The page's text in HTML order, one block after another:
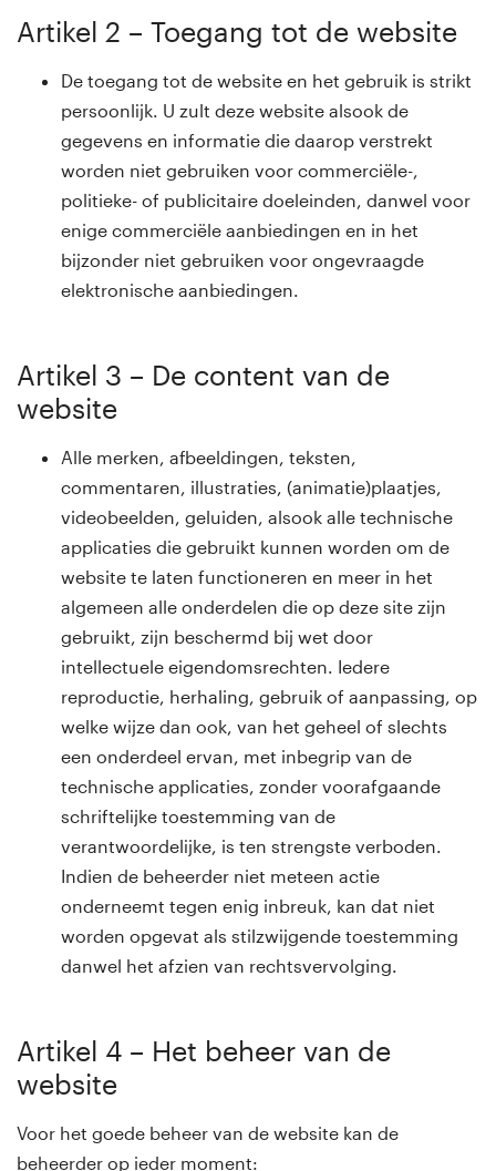
Artikel 2 – Toegang tot de website
De toegang tot de website en het gebruik is strikt
persoonlijk. U zult deze website alsook de
gegevens en informatie die daarop verstrekt
worden niet gebruiken voor commerciële-,
politieke- of publicitaire doeleinden, danwel voor
enige commerciële aanbiedingen en in het
bijzonder niet gebruiken voor ongevraagde
elektronische aanbiedingen.
Artikel 3 – De content van de
website
Alle merken, afbeeldingen, teksten,
commentaren, illustraties, (animatie)plaatjes,
videobeelden, geluiden, alsook alle technische
applicaties die gebruikt kunnen worden om de
website te laten functioneren en meer in het
algemeen alle onderdelen die op deze site zijn
gebruikt, zijn beschermd bij wet door
intellectuele eigendomsrechten. Iedere
reproductie, herhaling, gebruik of aanpassing, op
welke wijze dan ook, van het geheel of slechts
een onderdeel ervan, met inbegrip van de
technische applicaties, zonder voorafgaande
schriftelijke toestemming van de
verantwoordelijke, is ten strengste verboden.
Indien de beheerder niet meteen actie
onderneemt tegen enig inbreuk, kan dat niet
worden opgevat als stilzwijgende toestemming
danwel het afzien van rechtsvervolging.
Artikel 4 – Het beheer van de
website
Voor het goede beheer van de website kan de
beheerder op ieder moment: